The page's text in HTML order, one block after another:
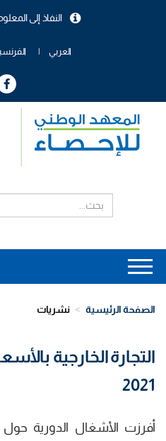
النفاذ إلى
العربي
Main
navigation
الصفحة الرئيسية نشريات
التجارة الخارجية
2021
أفرزت الأشغال الدورية حول